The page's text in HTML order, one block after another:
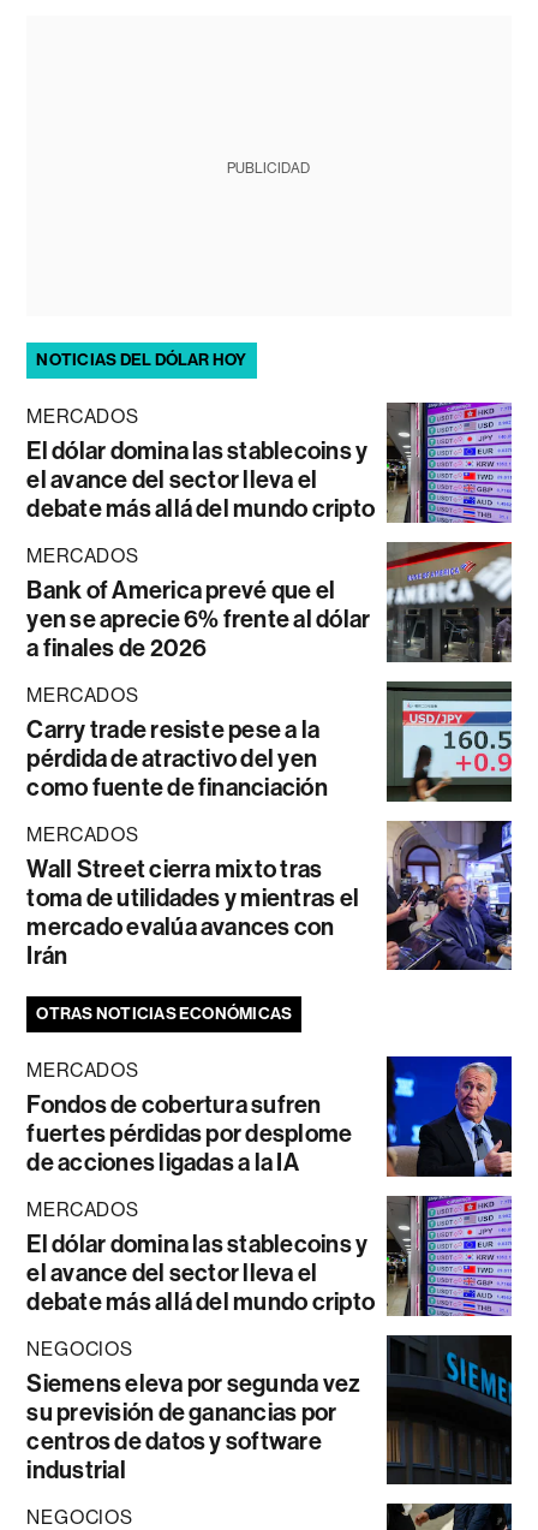
PUBLICIDAD
NOTICIAS DEL DÓLAR HOY
MERCADOS
El dólar domina las stablecoins y
el avance del sector lleva el
debate más allá del mundo cripto
MERCADOS
Bank of America prevé que el
yen se aprecie 6% frente al dólar
a finales de 2026
MERCADOS
Carry trade resiste pese a la
pérdida de atractivo del yen
como fuente de financiación
MERCADOS
Wall Street cierra mixto tras
toma de utilidades y mientras el
mercado evalúa avances con
Irán
OTRAS NOTICIAS ECONÓMICAS
MERCADOS
Fondos de cobertura sufren
fuertes pérdidas por desplome
de acciones ligadas a la IA
MERCADOS
El dólar domina las stablecoins y
el avance del sector lleva el
debate más allá del mundo cripto
NEGOCIOS
Siemens eleva por segunda vez
su previsión de ganancias por
centros de datos y software
industrial
NEGOCIOS